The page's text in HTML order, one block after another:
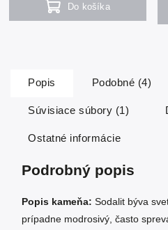
Do košíka
Popis Podobné (4)
Súvisiace súbory (1)
Ostatné informácie
Podrobný popis
Popis kameňa: Sodalit býva
prípadne modrosivý, často